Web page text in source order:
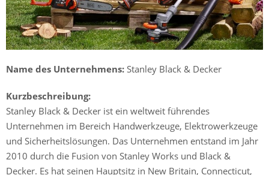
Name des Unternehmens: Stanley Black & Decker
Kurzbeschreibung:
Stanley Black & Decker ist ein weltweit führendes
Unternehmen im Bereich Handwerkzeuge, Elektrowerkzeuge
und Sicherheitslösungen. Das Unternehmen entstand im Jahr
2010 durch die Fusion von Stanley Works und Black &
Decker. Es hat seinen Hauptsitz in New Britain, Connecticut,